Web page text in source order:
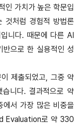
인 가치가 높은 학문입
처럼 경험적 방법론
니다. 때문에 다른 AI
으로 한 실용적인 성
제출되었고, 그중 약
니다. 결과적으로 약
서 가장 많은 비중을
Evaluation로 약 330